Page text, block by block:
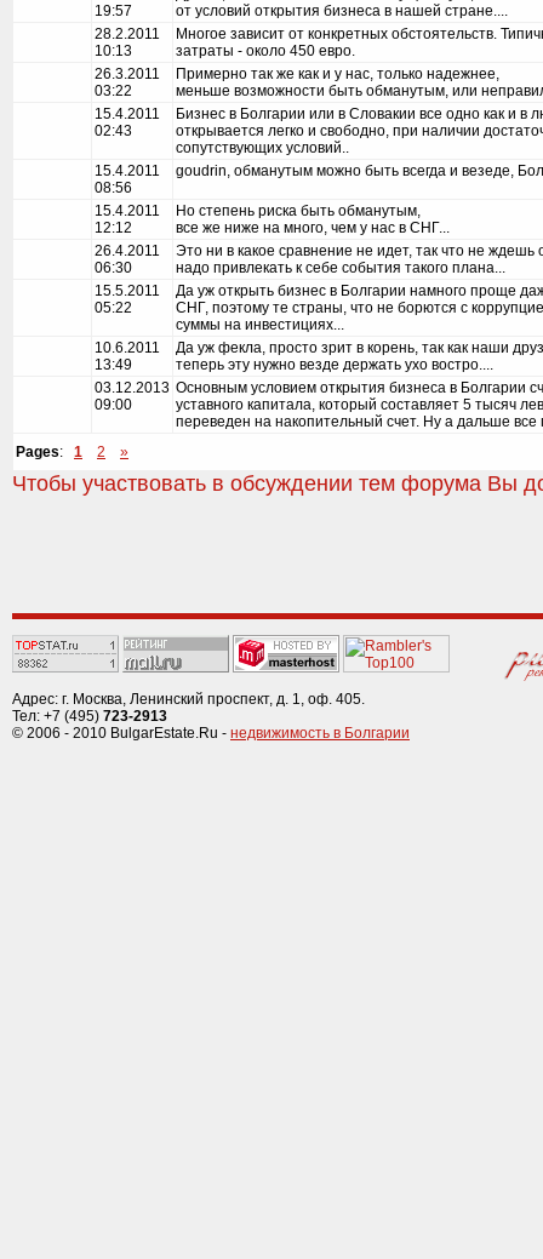
19:57
от условий открытия бизнеса в нашей стране....
28.2.2011
10:13
Многое зависит от конкретных обстоятельств.
затраты - около 450 евро.
26.3.2011
03:22
Примерно так же как и у нас, только надежнее,
меньше возможности быть обманутым, или
15.4.2011
02:43
Бизнес в Болгарии или в Словакии все одно как и в
открывается легко и свободно, при наличии
сопутствующих условий..
15.4.2011
08:56
goudrin, обманутым можно быть всегда и везеде,
15.4.2011
12:12
Но степень риска быть обманутым,
все же ниже на много, чем у нас в СНГ...
26.4.2011
06:30
Это ни в какое сравнение не идет, так что не ждешь
надо привлекать к себе события такого плана...
15.5.2011
05:22
Да уж открыть бизнес в Болгарии намного проще
СНГ, поэтому те страны, что не борются с
суммы на инвестициях...
10.6.2011
13:49
Да уж фекла, просто зрит в корень, так как наши
теперь эту нужно везде держать ухо востро....
03.12.2013
09:00
Основным условием открытия бизнеса в Болгарии
уставного капитала, который составляет 5 тысяч
переведен на накопительный счет. Ну а дальше все
Pages: 1 2 »
Чтобы участвовать в обсуждении тем форума Вы
Адрес: г. Москва, Ленинский проспект, д. 1, оф. 405.
Тел: +7 (495) 723-2913
© 2006 - 2010 BulgarEstate.Ru - недвижимость в Болгарии